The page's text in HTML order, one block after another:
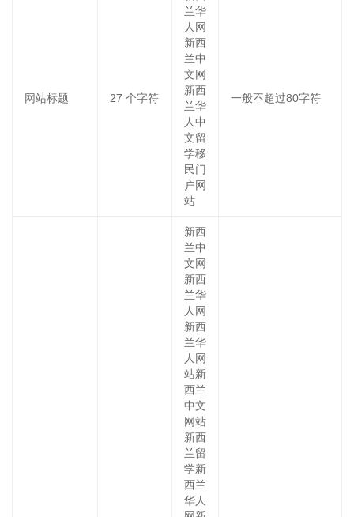
网站标题 27 个字符
兰华
人网
新西
兰中
文网
新西
兰华
人中
文留
学移
民门
户网
站
一般不超过80字符
新西
兰中
文网
新西
兰华
人网
新西
兰华
人网
站新
西兰
中文
网站
新西
兰留
学新
西兰
华人